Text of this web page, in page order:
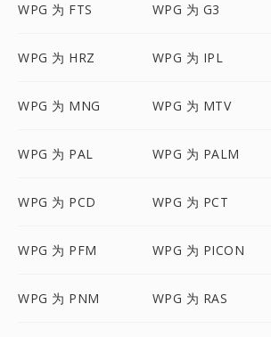
WPG 为 FTS WPG 为 G3
WPG 为 HRZ WPG 为 IPL
WPG 为 MNG WPG 为 MTV
WPG 为 PAL WPG 为 PALM
WPG 为 PCD WPG 为 PCT
WPG 为 PFM WPG 为 PICON
WPG 为 PNM WPG 为 RAS